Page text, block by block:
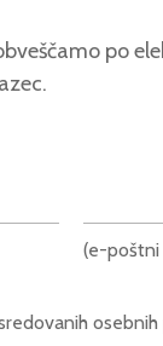
po
(e-poštni